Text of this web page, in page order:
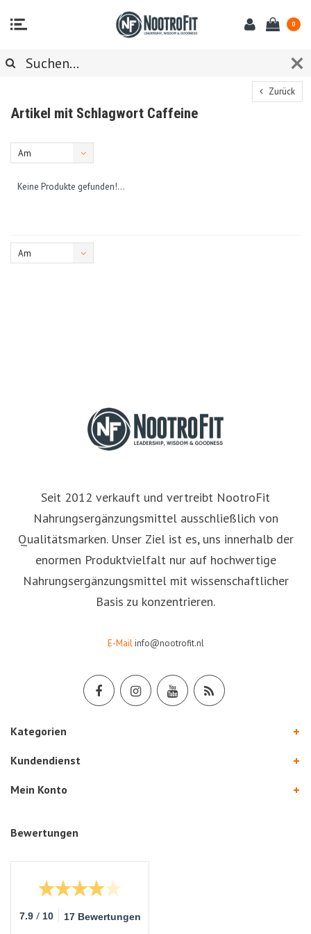
0
Zurück
Artikel mit Schlagwort Caffeine
Am
Keine Produkte gefunden!...
Am
Seit 2012 verkauft und vertreibt NootroFit
Nahrungsergänzungsmittel ausschließlich von
Qualitätsmarken. Unser Ziel ist es, uns innerhalb der
enormen Produktvielfalt nur auf hochwertige
Nahrungsergänzungsmittel mit wissenschaftlicher
Basis zu konzentrieren.
E-Mail info@nootrofit.nl
Kategorien
Kundendienst
Mein Konto
Bewertungen
7.9 / 10 17 Bewertungen